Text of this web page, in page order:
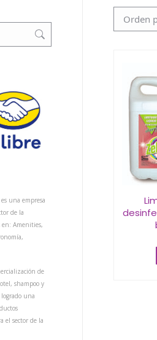
una empresa
de la
Amenities,
de
shampoo y
una
el sector de la